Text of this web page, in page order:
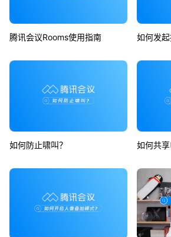
腾讯会议Rooms使用指南 如何发起
如何防止啸叫？ 如何共享